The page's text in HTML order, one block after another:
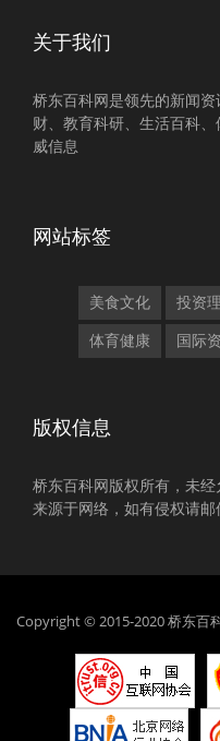
关于我们
桥东百科网是领先的新闻
财、教育科研、生活百科
威信息
网站标签
美食文化 投资
体育健康 国际
版权信息
桥东百科网版权所有，未
来源于网络，如有侵权请邮
Copyright © 2015-2020 桥东百